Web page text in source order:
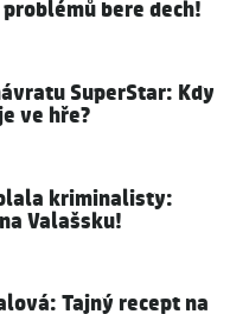
bere dech!
SuperStar: Kdy
ve hře?
kriminalisty:
Valašsku!
Tajný recept na